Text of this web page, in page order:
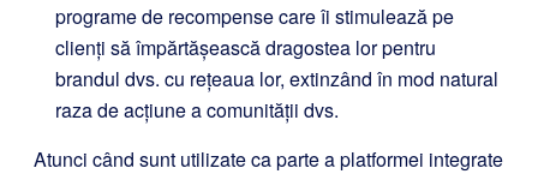
programe de recompense care îi stimulează pe
clienți să împărtășească dragostea lor pentru
brandul dvs. cu rețeaua lor, extinzând în mod natural
raza de acțiune a comunității dvs.
Atunci când sunt utilizate ca parte a platformei integrate